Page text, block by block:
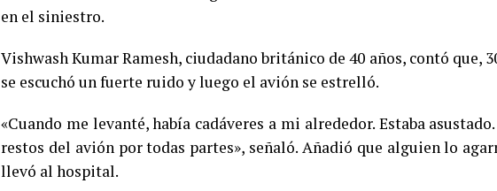
en el siniestro.
Vishwash Kumar Ramesh, ciudadano británico de 40 años, contó que,
se escuchó un fuerte ruido y luego el avión se estrelló.
«Cuando me levanté, había cadáveres a mi alrededor. Estaba
restos del avión por todas partes», señaló. Añadió que alguien lo
llevó al hospital.